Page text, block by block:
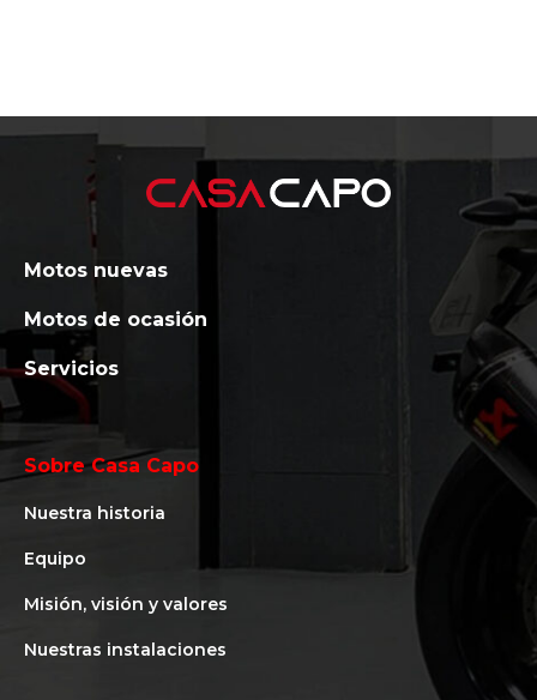
Motos nuevas
Motos de ocasión
Servicios
Sobre Casa Capo
Nuestra historia
Equipo
Misión, visión y valores
Nuestras instalaciones